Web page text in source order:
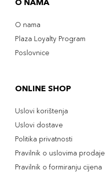
O NAMA
O nama
Plaza Loyalty Program
Poslovnice
ONLINE SHOP
Uslovi korištenja
Uslovi dostave
Politika privatnosti
Pravilnik o uslovima prodaje
Pravilnik o formiranju cijena